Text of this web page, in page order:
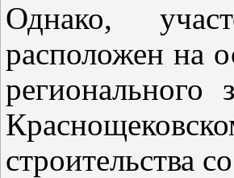
Однако,
расположен на
регионального
строительства